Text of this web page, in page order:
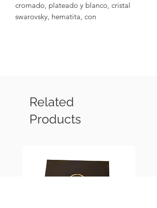
cromado, plateado y blanco, cristal
swarovsky, hematita, con
Related
Products